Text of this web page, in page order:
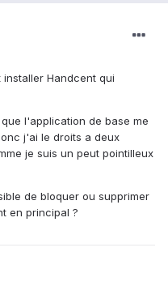
Handcent qui
l'application de base me
j'ai le droits a deux
je suis un peut pointilleux
de bloquer ou supprimer
en principal ?